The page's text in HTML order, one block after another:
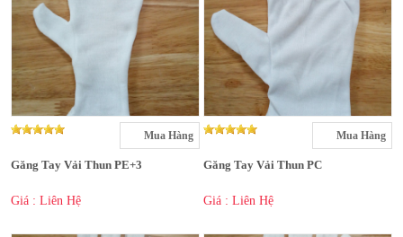
Mua Hàng
Găng Tay Vải Thun PE+3
Giá : Liên Hệ
Mua Hàng
Găng Tay Vải Thun PC
Giá : Liên Hệ